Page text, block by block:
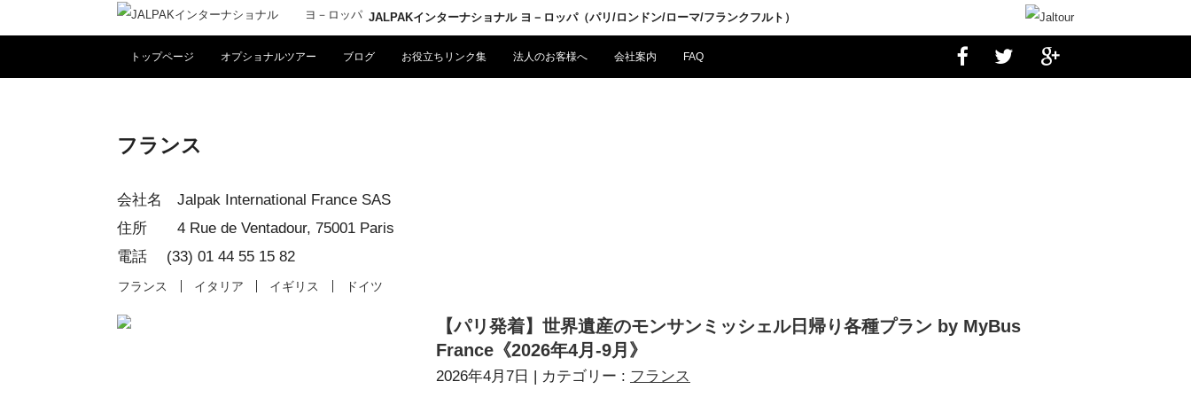
JALPAKインターナショナル ヨ－ロッパ（パリ/ロンドン/ローマ/フランクフルト）
トップページ オプショナルツアー ブログ お役立ちリンク集 法人のお客様へ 会社案内 FAQ
フランス
会社名 Jalpak International France SAS
住所 4 Rue de Ventadour, 75001 Paris
電話 (33) 01 44 55 15 82
フランス イタリア イギリス ドイツ
【パリ発着】世界遺産のモンサンミッシェル日帰り各種プラン by MyBus
France《2026年4月-9月》
2026年4月7日 | カテゴリー : フランス